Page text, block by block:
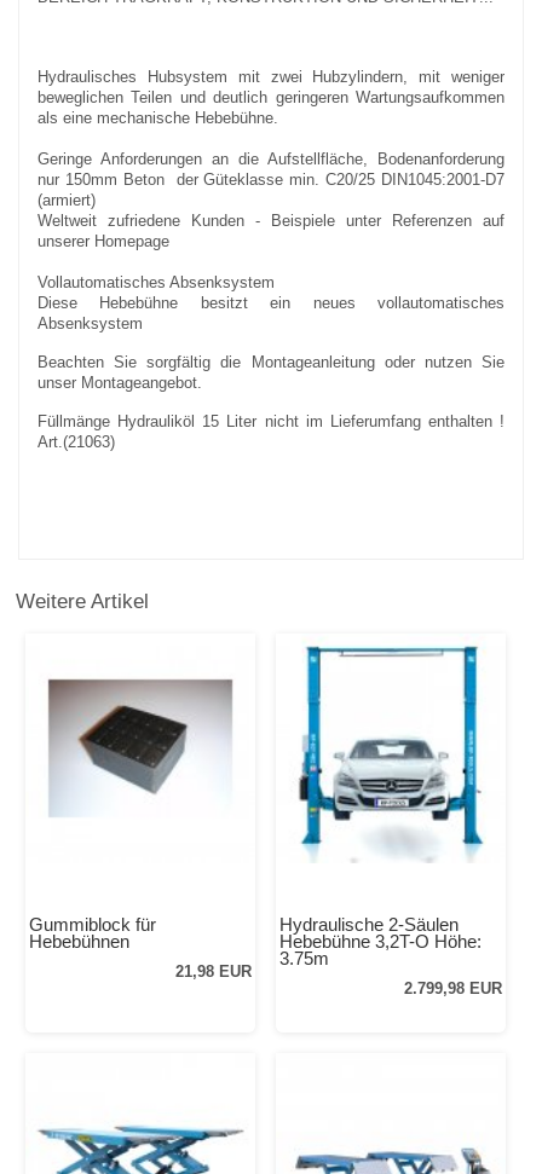
Hydraulisches Hubsystem mit zwei Hubzylindern, mit weniger
beweglichen Teilen und deutlich geringeren Wartungsaufkommen
als eine mechanische Hebebühne.
Geringe Anforderungen an die Aufstellfläche, Bodenanforderung
nur 150mm Beton der Güteklasse min. C20/25 DIN1045:2001-D7
(armiert)
Weltweit zufriedene Kunden - Beispiele unter Referenzen auf
unserer Homepage
Vollautomatisches Absenksystem
Diese Hebebühne besitzt ein neues vollautomatisches
Absenksystem
Beachten Sie sorgfältig die Montageanleitung oder nutzen Sie
unser Montageangebot.
Füllmänge Hydrauliköl 15 Liter nicht im Lieferumfang enthalten !
Art.(21063)
Weitere Artikel
Gummiblock für
Hebebühnen
21,98 EUR
Hydraulische 2-Säulen
Hebebühne 3,2T-O Höhe:
3.75m
2.799,98 EUR